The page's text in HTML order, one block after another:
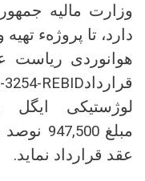
وزارت مالیه
دارد، تا پروژهء
هوانوردی ریاست
قراردادREBID
لوژستیکی
مبلغ947,500 نوصد
عقد قرارداد نماید.